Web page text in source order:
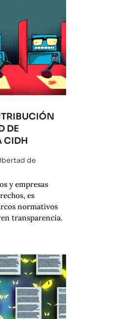
DE
CIDH
de
y empresas
es
normativos
transparencia.